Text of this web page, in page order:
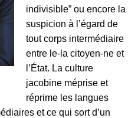
indivisible” ou encore la
suspicion à l’égard de
tout corps intermédiaire
entre le-la citoyen-ne et
l’État. La culture
jacobine méprise et
réprime les langues
et ce qui sort d’un